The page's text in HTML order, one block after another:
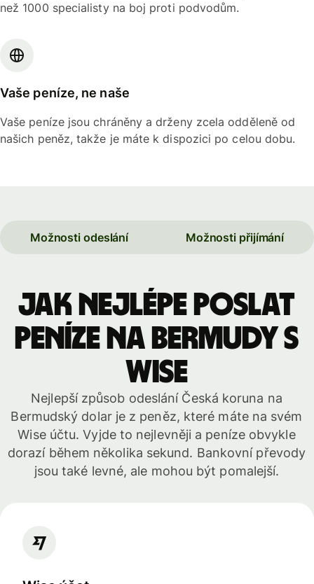
než 1000 specialisty na boj proti podvodům.
Vaše peníze, ne naše
Vaše peníze jsou chráněny a drženy zcela odděleně od
našich peněz, takže je máte k dispozici po celou dobu.
Možnosti odeslání Možnosti přijímání
Jak nejlépe poslat
peníze na Bermudy s
WISE
Nejlepší způsob odeslání Česká koruna na
Bermudský dolar je z peněz, které máte na svém
Wise účtu. Vyjde to nejlevněji a peníze obvykle
dorazí během několika sekund. Bankovní převody
jsou také levné, ale mohou být pomalejší.